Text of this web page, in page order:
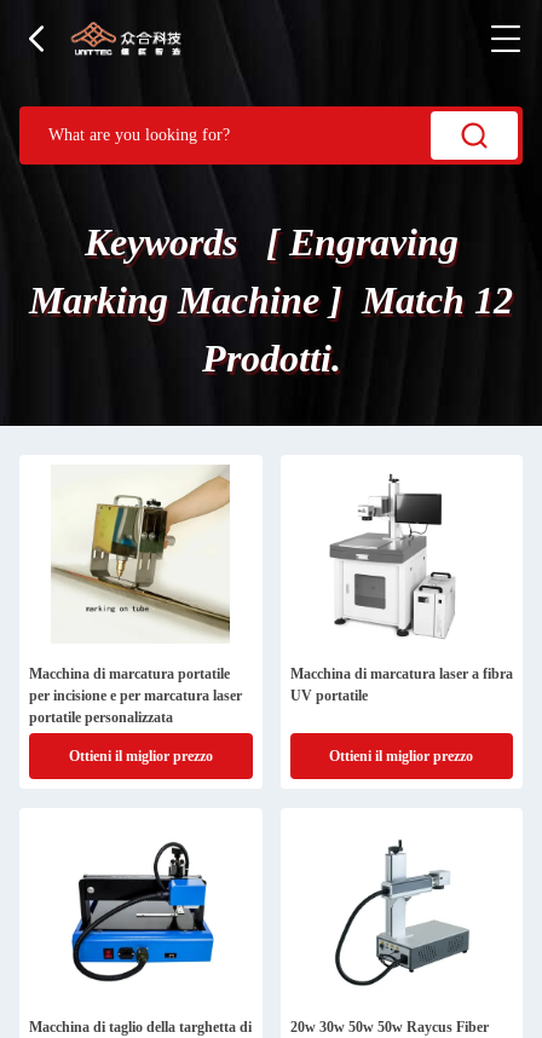
Keywords [ Engraving
Marking Machine ] Match 12
Prodotti.
Macchina di marcatura portatile
per incisione e per marcatura laser
portatile personalizzata
Ottieni il miglior prezzo
Macchina di marcatura laser a fibra
UV portatile
Ottieni il miglior prezzo
Macchina di taglio della targhetta di
20w 30w 50w 50w Raycus Fiber